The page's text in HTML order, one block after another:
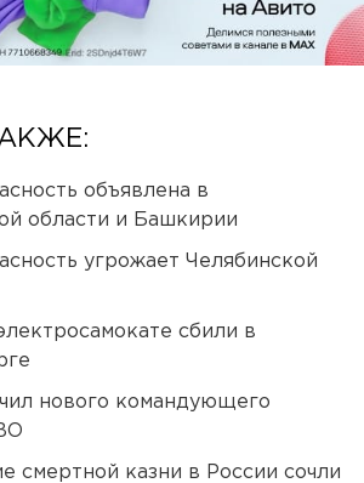
объявлена в
области и Башкирии
угрожает Челябинской
сбили в
нового командующего
смертной казни в России сочли